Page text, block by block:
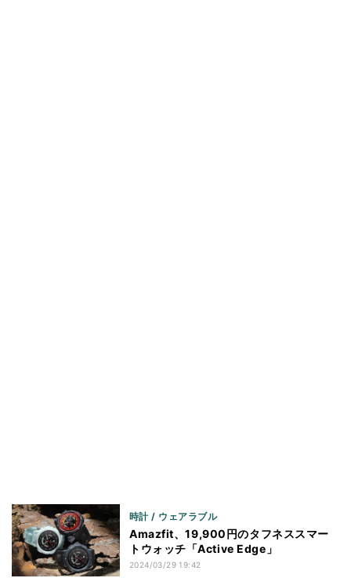
時計 / ウェアラブル
Amazfit、19,900円のタフネススマー
トウォッチ「Active Edge」
2024/03/29 19:42